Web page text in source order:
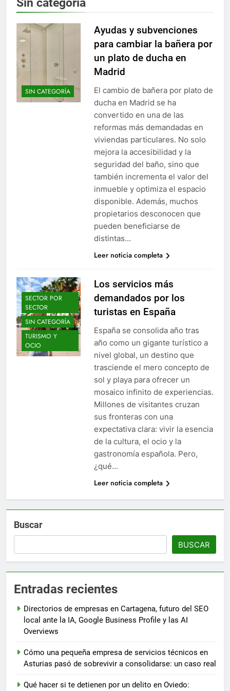
SIN CATEGORÍA
Ayudas y subvenciones
para cambiar la bañera por
un plato de ducha en
Madrid
El cambio de bañera por plato de
ducha en Madrid se ha
convertido en una de las
reformas más demandadas en
viviendas particulares. No solo
mejora la accesibilidad y la
seguridad del baño, sino que
también incrementa el valor del
inmueble y optimiza el espacio
disponible. Además, muchos
propietarios desconocen que
pueden beneficiarse de
distintas…
Leer noticia completa
SECTOR POR
SECTOR
SIN CATEGORÍA
TURISMO Y
OCIO
Los servicios más
demandados por los
turistas en España
España se consolida año tras
año como un gigante turístico a
nivel global, un destino que
trasciende el mero concepto de
sol y playa para ofrecer un
mosaico infinito de experiencias.
Millones de visitantes cruzan
sus fronteras con una
expectativa clara: vivir la esencia
de la cultura, el ocio y la
gastronomía española. Pero,
¿qué…
Leer noticia completa
Buscar
BUSCAR
Entradas recientes
Directorios de empresas en Cartagena, futuro del SEO
local ante la IA, Google Business Profile y las AI
Overviews
Cómo una pequeña empresa de servicios técnicos en
Asturias pasó de sobrevivir a consolidarse: un caso real
Qué hacer si te detienen por un delito en Oviedo: